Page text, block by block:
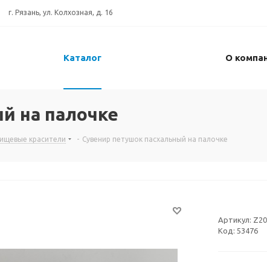
г. Рязань, ул. Колхозная, д. 16
Каталог О
на палочке
красители - Сувенир петушок пасхальный на палочке
Артикул:
Код: 53476